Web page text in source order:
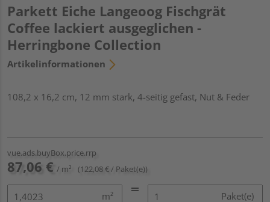
Parkett Eiche Langeoog Fischgrät
Coffee lackiert ausgeglichen -
Herringbone Collection
Artikelinformationen
108,2 x 16,2 cm, 12 mm stark, 4-seitig gefast, Nut & Feder
vue.ads.buyBox.price.rrp
87,06 € / m² (122,08 € / Paket(e))
m² Paket(e)